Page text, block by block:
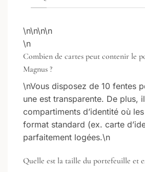
\n\n\n\n
\n
Combien de cartes peut contenir le
Magnus ?
\nVous disposez de 10 fentes
une est transparente. De plus,
compartiments d’identité où
format standard (ex. carte
parfaitement logées.\n
Quelle est la taille du portefeuille et